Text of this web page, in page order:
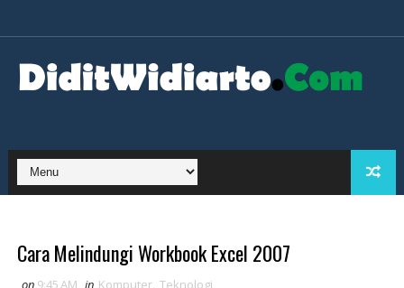
Cara Melindungi Workbook Excel 2007
on 9:45 AM in Komputer, Teknologi